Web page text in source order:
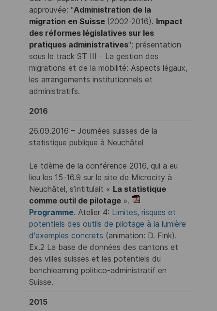
approuvée: "Administration de la
migration en Suisse (2002-2016). Impact
des réformes législatives sur les
pratiques administratives"; présentation
sous le track ST III - La gestion des
migrations et de la mobilité: Aspects légaux,
les arrangements institutionnels et
administratifs.
2016
26.09.2016 – Journées suisses de la
statistique publique à Neuchâtel
Le tdème de la conférence 2016, qui a eu
lieu les 15-16.9 sur le site de Microcity à
Neuchâtel, s’intitulait « La statistique
comme outil de pilotage ».
Programme. Atelier 4: Limites, risques et
potentiels des outils de pilotage à la lumière
d'exemples concrets (animation: D. Fink).
Ex.2 La base de données des cantons et
des villes suisses et les potentiels du
benchlearning politico-administratif en
Suisse.
2015